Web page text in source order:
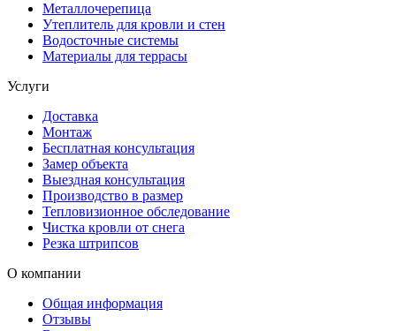
Металлочерепица
Утеплитель для кровли и стен
Водосточные системы
Материалы для террасы
Услуги
Доставка
Монтаж
Бесплатная консультация
Замер объекта
Выездная консультация
Производство в размер
Тепловизионное обследование
Чистка кровли от снега
Резка штрипсов
О компании
Общая информация
Отзывы